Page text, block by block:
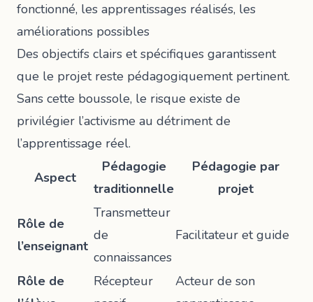
fonctionné, les apprentissages réalisés, les
améliorations possibles
Des objectifs clairs et spécifiques garantissent
que le projet reste pédagogiquement pertinent.
Sans cette boussole, le risque existe de
privilégier l’activisme au détriment de
l’apprentissage réel.
Aspect
Pédagogie
traditionnelle
Pédagogie par
projet
Rôle de
l’enseignant
Transmetteur
de
connaissances
Facilitateur et guide
Rôle de
Récepteur
Acteur de son